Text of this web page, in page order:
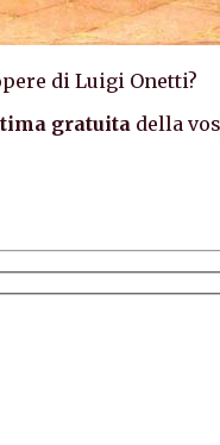
di Luigi Onetti?
gratuita della